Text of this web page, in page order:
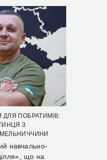
ПОБРАТИМІВ:
З
навчально-
що на